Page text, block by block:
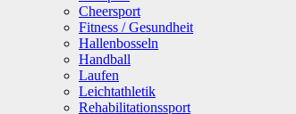
Cheersport
Fitness / Gesundheit
Hallenbosseln
Handball
Laufen
Leichtathletik
Rehabilitationssport